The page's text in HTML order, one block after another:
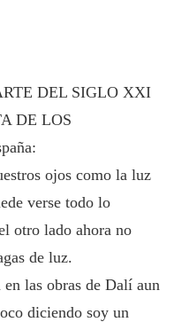
DEL SIGLO XXI
DE LOS
ojos como la luz
verse todo lo
otro lado ahora no
de luz.
las obras de Dalí aun
diciendo soy un